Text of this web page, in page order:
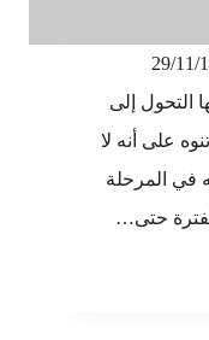
الشركة في تاريخ 29/11/1437
التحول إلى
على أنه لا
في المرحلة
حتى…